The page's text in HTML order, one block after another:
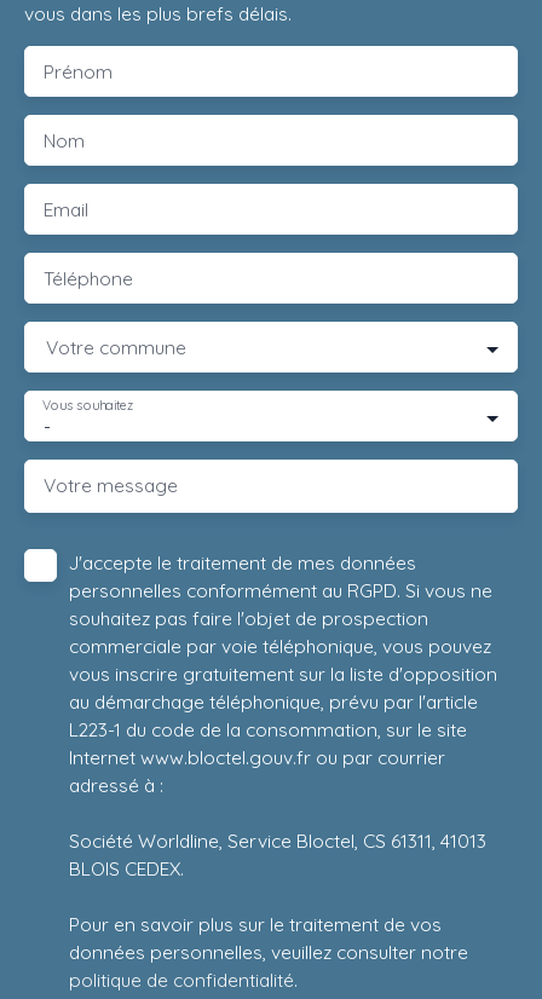
vous dans les plus brefs délais.
Prénom
Nom
Email
Téléphone
Votre commune
-
Vous souhaitez
Votre message
J'accepte le traitement de mes données
personnelles conformément au RGPD. Si vous ne
souhaitez pas faire l'objet de prospection
commerciale par voie téléphonique, vous pouvez
vous inscrire gratuitement sur la liste d'opposition
au démarchage téléphonique, prévu par l'article
L223-1 du code de la consommation, sur le site
Internet www.bloctel.gouv.fr ou par courrier
adressé à :
Société Worldline, Service Bloctel, CS 61311, 41013
BLOIS CEDEX.
Pour en savoir plus sur le traitement de vos
données personnelles, veuillez consulter notre
politique de confidentialité.